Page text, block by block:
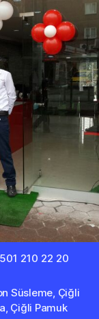
210 22 20
Süsleme, Çiğli
, Çiğli Pamuk